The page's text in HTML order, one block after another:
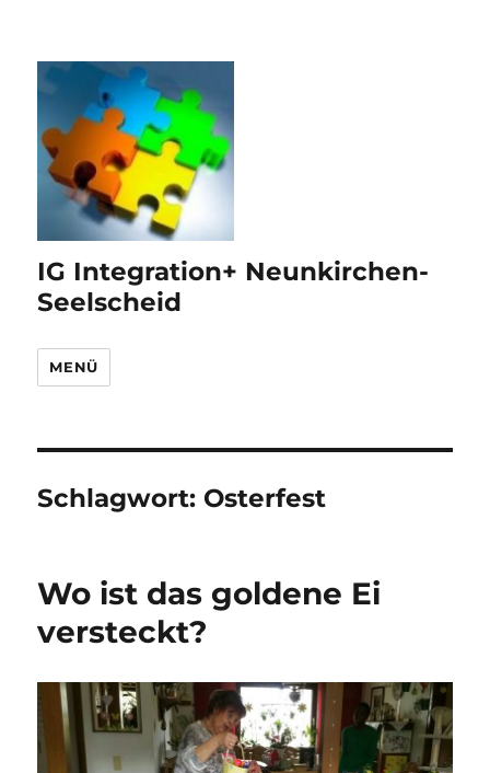
IG Integration+ Neunkirchen-
Seelscheid
MENÜ
Schlagwort: Osterfest
Wo ist das goldene Ei
versteckt?